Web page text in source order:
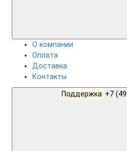
О компании
Оплата
Доставка
Контакты
Поддержка